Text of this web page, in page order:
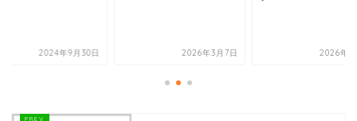
2024年9月30日 2026年3月7日 2026年3